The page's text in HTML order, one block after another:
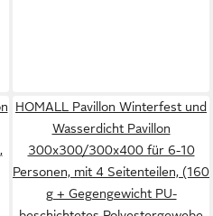
HOMALL Pavillon Winterfest und
Wasserdicht Pavillon
300x300/300x400 für 6-10
Personen, mit 4 Seitenteilen, (160
g + Gegengewicht PU-